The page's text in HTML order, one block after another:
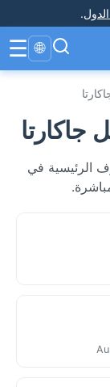
.
🌐
☰
الرئيسية في